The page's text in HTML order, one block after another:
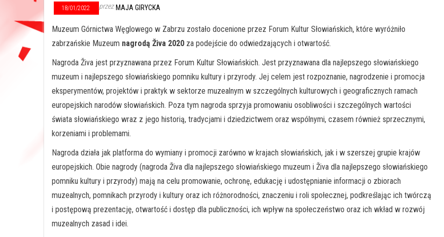
18/01/2022 przez MAJA GIRYCKA
Muzeum Górnictwa Węglowego w Zabrzu zostało docenione przez Forum Kultur Słowiańskich, które wyróżniło
zabrzańskie Muzeum nagrodą Živa 2020 za podejście do odwiedzających i otwartość.
Nagroda Živa jest przyznawana przez Forum Kultur Słowiańskich. Jest przyznawana dla najlepszego słowiańskiego
muzeum i najlepszego słowiańskiego pomniku kultury i przyrody. Jej celem jest rozpoznanie, nagrodzenie i promocja
eksperymentów, projektów i praktyk w sektorze muzealnym w szczególnych kulturowych i geograficznych ramach
europejskich narodów słowiańskich. Poza tym nagroda sprzyja promowaniu osobliwości i szczególnych wartości
świata słowiańskiego wraz z jego historią, tradycjami i dziedzictwem oraz wspólnymi, czasem również sprzecznymi,
korzeniami i problemami.
Nagroda działa jak platforma do wymiany i promocji zarówno w krajach słowiańskich, jak i w szerszej grupie krajów
europejskich. Obie nagrody (nagroda Živa dla najlepszego słowiańskiego muzeum i Živa dla najlepszego słowiańskiego
pomniku kultury i przyrody) mają na celu promowanie, ochronę, edukację i udostępnianie informacji o zbiorach
muzealnych, pomnikach przyrody i kultury oraz ich różnorodności, znaczeniu i roli społecznej, podkreślając ich twórczą
i postępową prezentację, otwartość i dostęp dla publiczności, ich wpływ na społeczeństwo oraz ich wkład w rozwój
muzealnych zasad i idei.